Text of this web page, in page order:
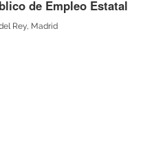
de Empleo Estatal
Rey, Madrid